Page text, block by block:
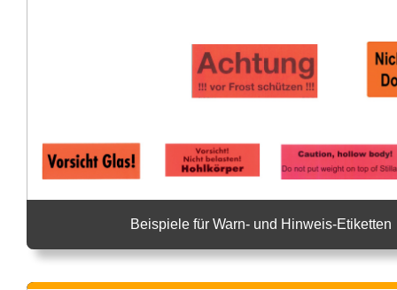
Beispiele für Warn- und Hinweis-Etiketten